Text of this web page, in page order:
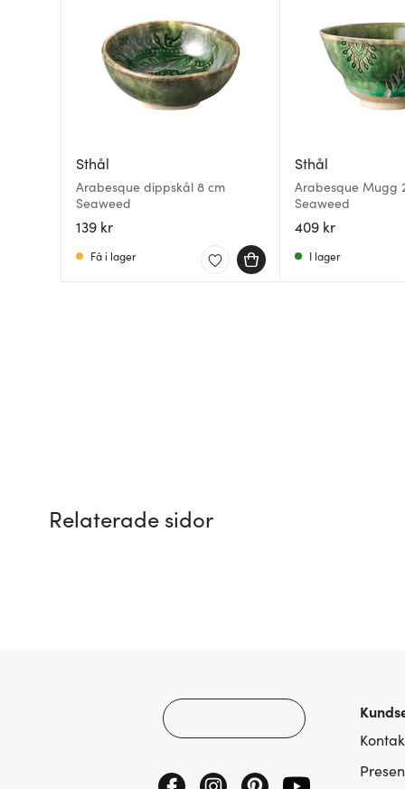
Sthål
Arabesque dippskål 8 cm
Seaweed
139 kr
Få i lager
Sthål
Arabesque Mugg
Seaweed
409 kr
I lager
Relaterade sidor